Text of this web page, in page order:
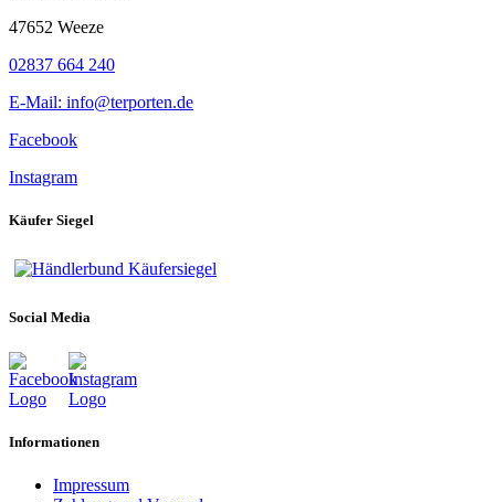
47652 Weeze
02837 664 240
E-Mail: info@terporten.de
Facebook
Instagram
Käufer Siegel
Social Media
Informationen
Impressum